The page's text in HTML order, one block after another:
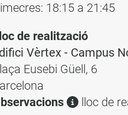
18:15 a 21:45
de realització
Vèrtex - Campus
Eusebi Güell, 6
lloc de